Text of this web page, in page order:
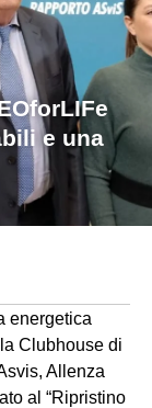
e una
energetica
Clubhouse di
Allenza
al “Ripristino